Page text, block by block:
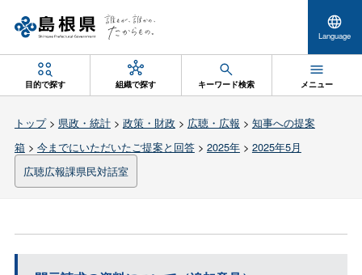
Language
目的で探す 組織で探す キーワード検索 メニュー
トップ> 県政・統計> 政策・財政 > 広聴・広報 > 知事への提案
箱> 今までにいただいたご提案と回答> 2025年> 2025年5月
広聴広報課県民対話室